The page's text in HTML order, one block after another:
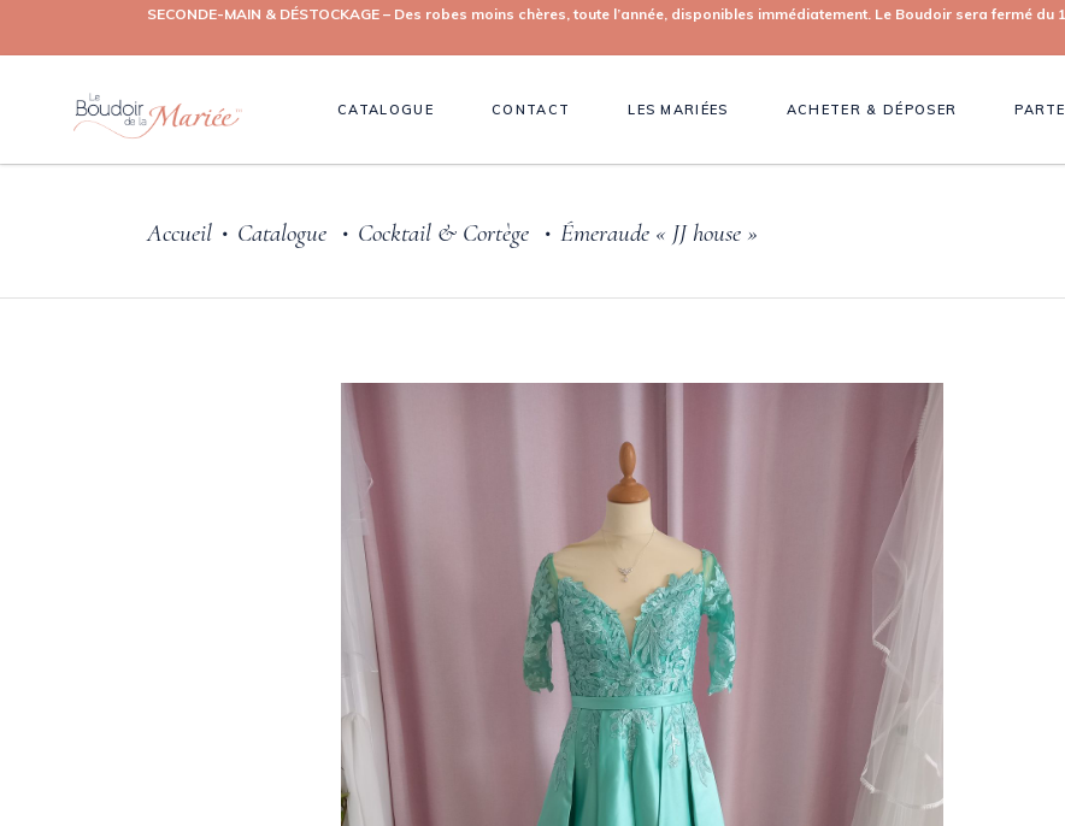
SECONDE-MAIN & DÉSTOCKAGE – Des robes moins chères, toute l’année, disponibles immédiatement. Le Boudoir sera fermé du
CATALOGUE CONTACT LES MARIÉES ACHETER & DÉPOSER
Accueil • Catalogue • Cocktail & Cortège • Émeraude « JJ house »